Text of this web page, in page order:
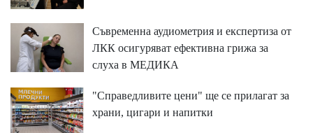
Съвременна аудиометрия и експертиза от
ЛКК осигуряват ефективна грижа за
слуха в МЕДИКА
"Справедливите цени" ще се прилагат за
храни, цигари и напитки